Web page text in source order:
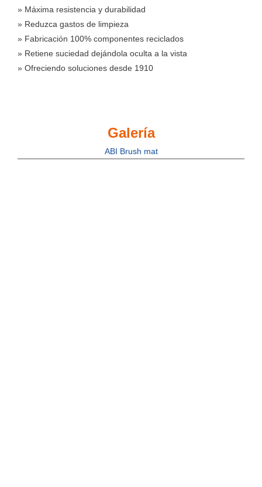
» Máxima resistencia y durabilidad
» Reduzca gastos de limpieza
» Fabricación 100% componentes reciclados
» Retiene suciedad dejándola oculta a la vista
» Ofreciendo soluciones desde 1910
Galería
ABI Brush mat